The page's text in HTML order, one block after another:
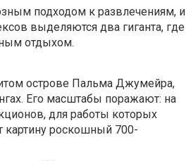
подходом к развлечениям, и
выделяются два гиганта, где
отдыхом.
острове Пальма Джумейра,
Его масштабы поражают: на
для работы которых
картину роскошный 700-